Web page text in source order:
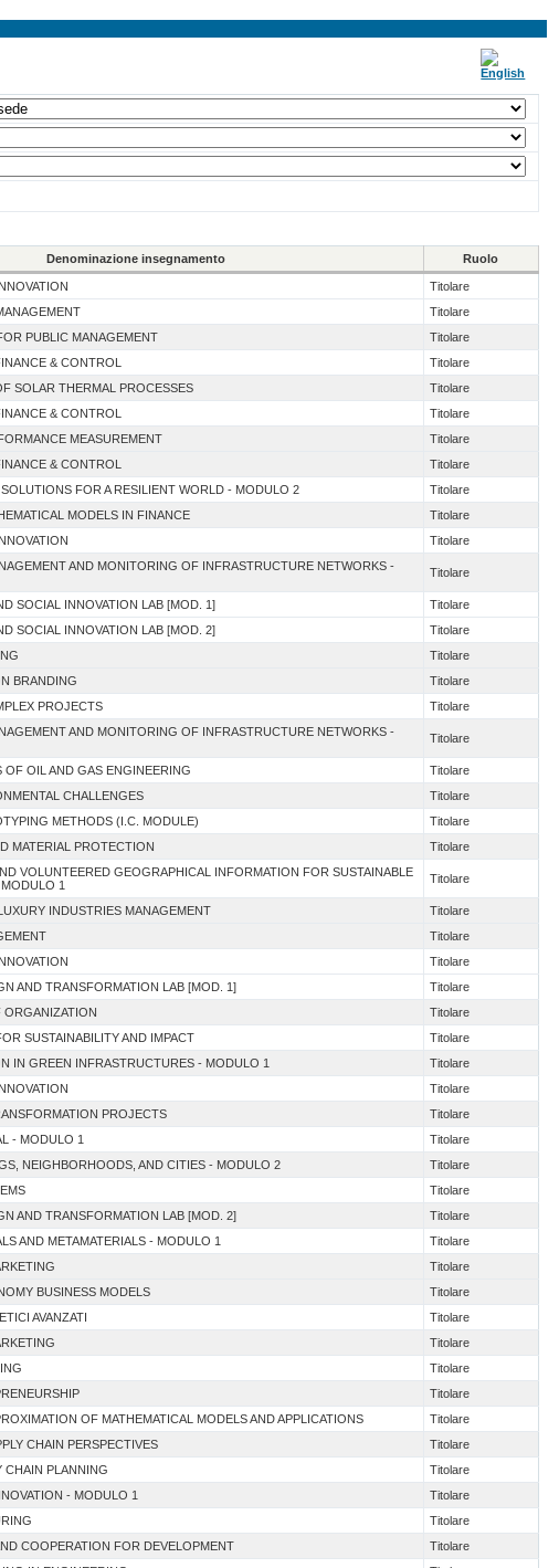
Denominazione insegnamento Ruolo
Titolare
Titolare
PUBLIC MANAGEMENT
Titolare
& CONTROL
Titolare
SOLAR THERMAL PROCESSES
Titolare
& CONTROL Titolare
MEASUREMENT
Titolare
& CONTROL
Titolare
FOR A RESILIENT WORLD - MODULO 2
Titolare
MODELS IN FINANCE
Titolare
Titolare
AND MONITORING OF INFRASTRUCTURE NETWORKS -
Titolare
SOCIAL INNOVATION LAB [MOD. 1]
Titolare
SOCIAL INNOVATION LAB [MOD. 2]
Titolare
Titolare
BRANDING
Titolare
PROJECTS Titolare
AND MONITORING OF INFRASTRUCTURE NETWORKS -
Titolare
OF OIL AND GAS ENGINEERING
Titolare
CHALLENGES
Titolare
METHODS (I.C. MODULE)
Titolare
MATERIAL PROTECTION Titolare
VOLUNTEERED GEOGRAPHICAL INFORMATION FOR SUSTAINABLE
1
Titolare
INDUSTRIES MANAGEMENT
Titolare
Titolare
Titolare
AND TRANSFORMATION LAB [MOD. 1]
Titolare
ORGANIZATION
Titolare
SUSTAINABILITY AND IMPACT
Titolare
IN GREEN INFRASTRUCTURES - MODULO 1
Titolare
Titolare
PROJECTS
Titolare
- MODULO 1
Titolare
NEIGHBORHOODS, AND CITIES - MODULO 2
Titolare
Titolare
AND TRANSFORMATION LAB [MOD. 2]
Titolare
AND METAMATERIALS - MODULO 1 Titolare
Titolare
BUSINESS MODELS
Titolare
AVANZATI
Titolare
Titolare
Titolare
Titolare
OF MATHEMATICAL MODELS AND APPLICATIONS
Titolare
CHAIN PERSPECTIVES
Titolare
CHAIN PLANNING
Titolare
- MODULO 1
Titolare
Titolare
COOPERATION FOR DEVELOPMENT
Titolare